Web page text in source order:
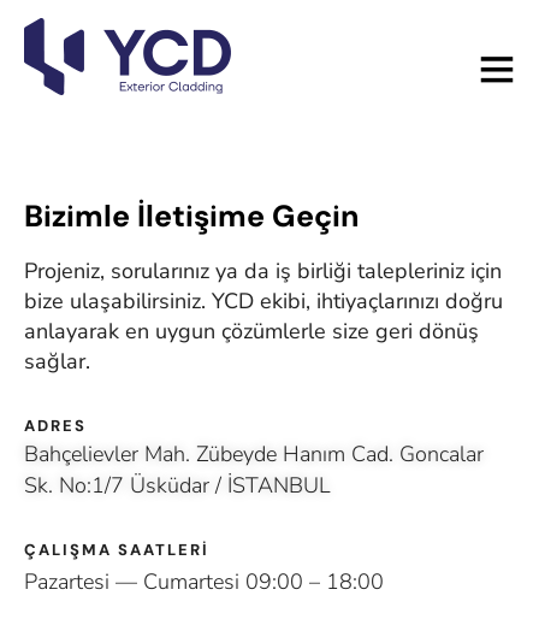
Bizimle İletişime Geçin
Projeniz, sorularınız ya da iş birliği talepleriniz için
bize ulaşabilirsiniz. YCD ekibi, ihtiyaçlarınızı doğru
anlayarak en uygun çözümlerle size geri dönüş
sağlar.
ADRES
Bahçelievler Mah. Zübeyde Hanım Cad. Goncalar
Sk. No:1/7 Üsküdar / İSTANBUL
ÇALIŞMA SAATLERI
Pazartesi — Cumartesi 09:00 – 18:00